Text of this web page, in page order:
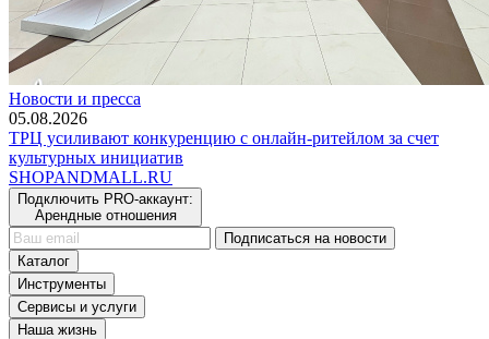
Новости и пресса
05.08.2026
ТРЦ усиливают конкуренцию с онлайн-ритейлом за счет
культурных инициатив
SHOPANDMALL.RU
Подключить PRO-аккаунт:
Арендные отношения
Подписаться на новости
Каталог
Инструменты
Сервисы и услуги
Наша жизнь